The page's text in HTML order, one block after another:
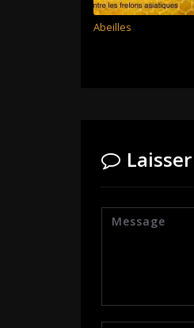
Abeilles